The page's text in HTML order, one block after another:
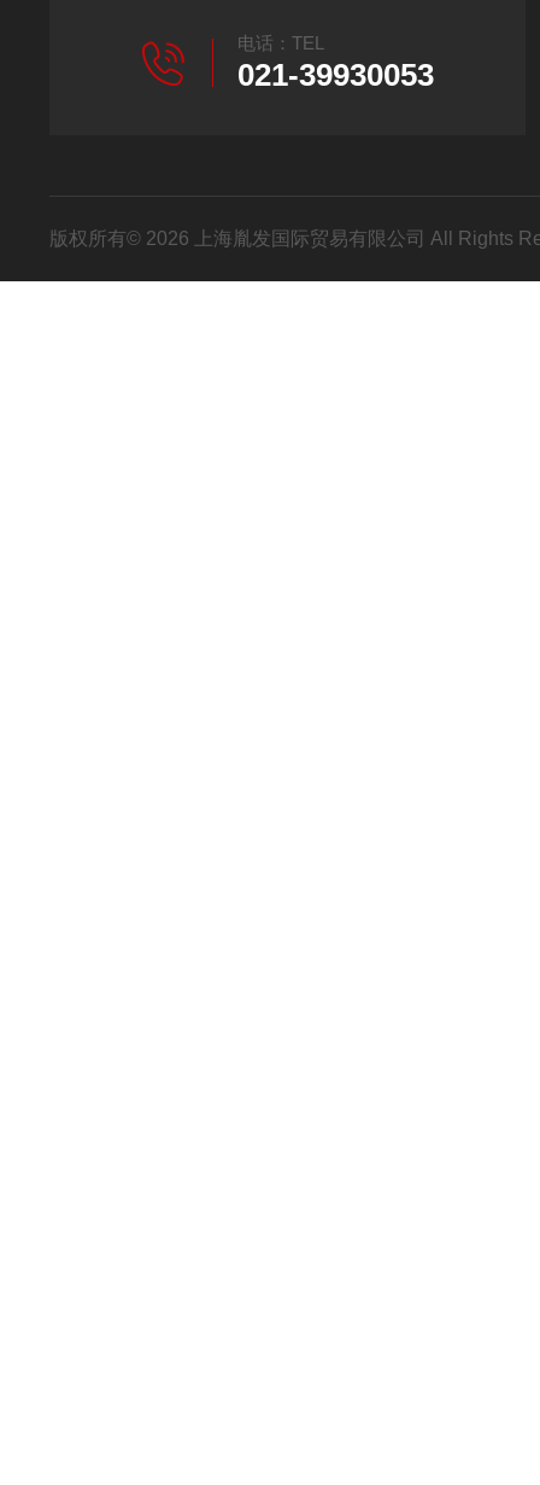
电话：TEL
021-39930053
版权所有© 2026 上海胤发国际贸易有限公司 All Rights